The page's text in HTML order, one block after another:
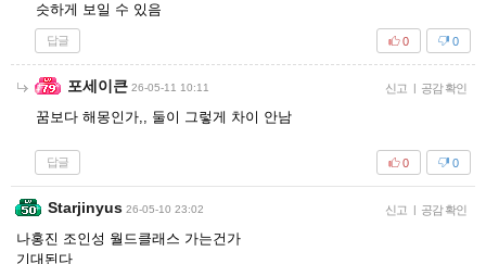
슷하게 보일 수 있음
답글 0
0
포세이큰 26-05-11 10:11 신고 | 공감 확인
꿈보다 해몽인가,, 둘이 그렇게 차이 안남
답글 0
0
Starjinyus 26-05-10 23:02 신고 | 공감 확인
나홍진 조인성 월드클래스 가는건가
기대된다